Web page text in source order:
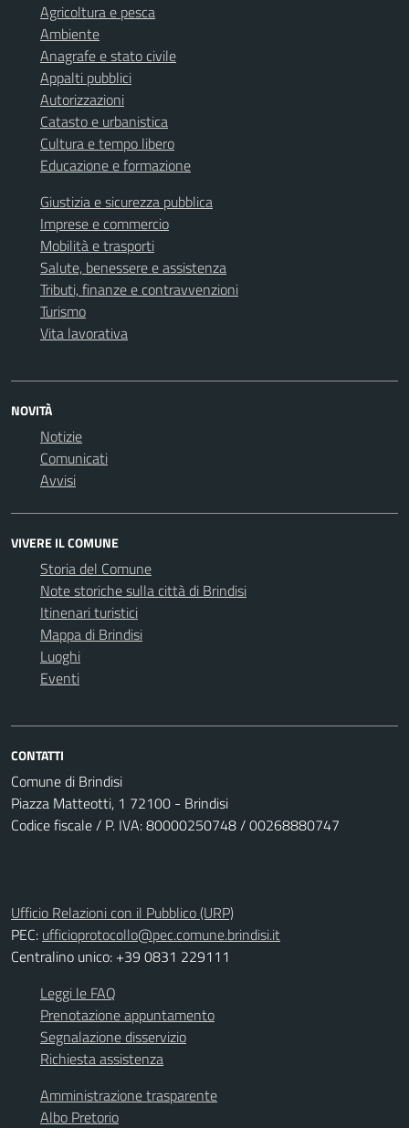
Agricoltura e pesca
Ambiente
Anagrafe e stato civile
Appalti pubblici
Autorizzazioni
Catasto e urbanistica
Cultura e tempo libero
Educazione e formazione
Giustizia e sicurezza pubblica
Imprese e commercio
Mobilità e trasporti
Salute, benessere e assistenza
Tributi, finanze e contravvenzioni
Turismo
Vita lavorativa
NOVITÀ
Notizie
Comunicati
Avvisi
VIVERE IL COMUNE
Storia del Comune
Note storiche sulla città di Brindisi
Itinenari turistici
Mappa di Brindisi
Luoghi
Eventi
CONTATTI
Comune di Brindisi
Piazza Matteotti, 1 72100 - Brindisi
Codice fiscale / P. IVA: 80000250748 / 00268880747
Ufficio Relazioni con il Pubblico (URP)
PEC: ufficioprotocollo@pec.comune.brindisi.it
Centralino unico: +39 0831 229111
Leggi le FAQ
Prenotazione appuntamento
Segnalazione disservizio
Richiesta assistenza
Amministrazione trasparente
Albo Pretorio